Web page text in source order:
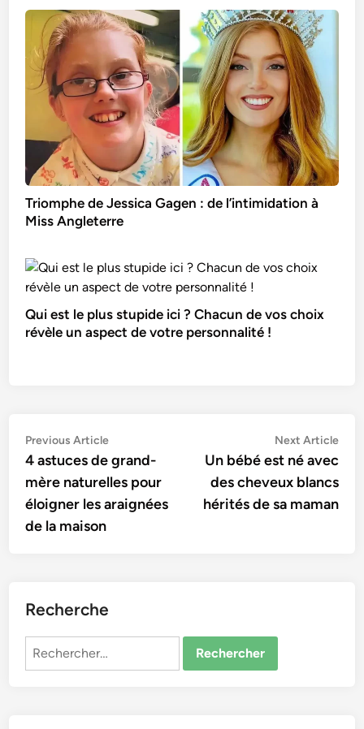
Triomphe de Jessica Gagen : de l’intimidation à
Miss Angleterre
Qui est le plus stupide ici ? Chacun de vos choix
révèle un aspect de votre personnalité !
Navigation
de
l’article
Previous ArticlePrevious
article:
4 astuces de grand-
mère naturelles pour
éloigner les araignées
de la maison
Next Article
Un bébé est né avec
des cheveux blancs
hérités de sa maman
Recherche
Rechercher :